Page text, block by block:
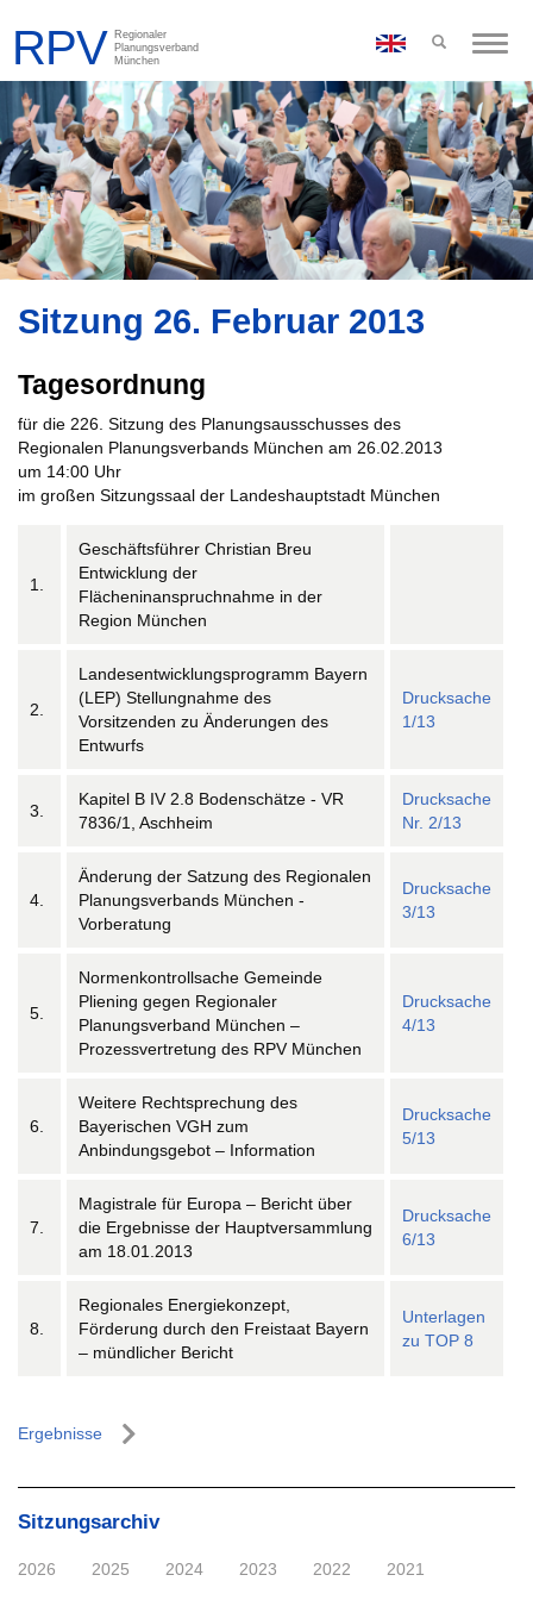
Toggle
Sitzung 26. Februar 2013
Tagesordnung
für die 226. Sitzung des Planungsausschusses des
Regionalen Planungsverbands München am 26.02.2013
um 14:00 Uhr
im großen Sitzungssaal der Landeshauptstadt München
1.
Geschäftsführer Christian Breu
Entwicklung der
Flächeninanspruchnahme in der
Region München
2.
Landesentwicklungsprogramm Bayern
(LEP) Stellungnahme des
Vorsitzenden zu Änderungen des
Entwurfs
Drucksache
1/13
3.
Kapitel B IV 2.8 Bodenschätze - VR
7836/1, Aschheim
Drucksache
Nr. 2/13
4.
Änderung der Satzung des Regionalen
Planungsverbands München -
Vorberatung
Drucksache
3/13
5.
Normenkontrollsache Gemeinde
Pliening gegen Regionaler
Planungsverband München –
Prozessvertretung des RPV München
Drucksache
4/13
6.
Weitere Rechtsprechung des
Bayerischen VGH zum
Anbindungsgebot – Information
Drucksache
5/13
7.
Magistrale für Europa – Bericht über
die Ergebnisse der Hauptversammlung
am 18.01.2013
Drucksache
6/13
8.
Regionales Energiekonzept,
Förderung durch den Freistaat Bayern
– mündlicher Bericht
Unterlagen
zu TOP 8
Ergebnisse
Sitzungsarchiv
2026 2025 2024 2023 2022 2021